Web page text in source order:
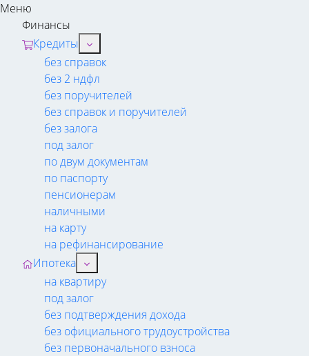
Меню
Финансы
Кредиты
без справок
без 2 ндфл
без поручителей
без справок и поручителей
без залога
под залог
по двум документам
по паспорту
пенсионерам
наличными
на карту
на рефинансирование
Ипотека
на квартиру
под залог
без подтверждения дохода
без официального трудоустройства
без первоначального взноса